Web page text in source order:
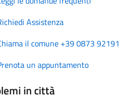
Assistenza
il comune +39 0873 92191
un appuntamento
in città